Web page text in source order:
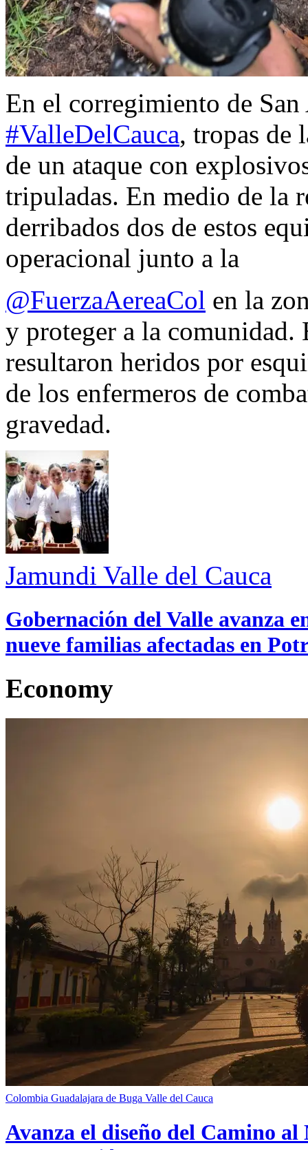
En el corregimiento de
#ValleDelCauca, tropas de
de un ataque con
tripuladas. En medio de la
derribados dos de estos
operacional junto a la
@FuerzaAereaCol en la
y proteger a la comunidad.
resultaron heridos por
de los enfermeros de
gravedad.
Jamundi Valle del Cauca
Gobernación del Valle avanza
nueve familias afectadas en
Economy
Colombia Guadalajara de Buga Valle del Cauca
Avanza el diseño del Camino